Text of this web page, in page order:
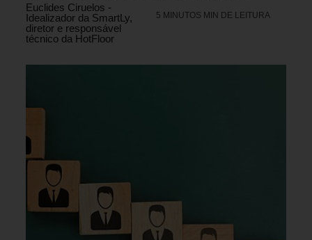
Euclides Ciruelos -
Idealizador da SmartLy,
diretor e responsável
técnico da HotFloor
5 MINUTOS MIN DE LEITURA